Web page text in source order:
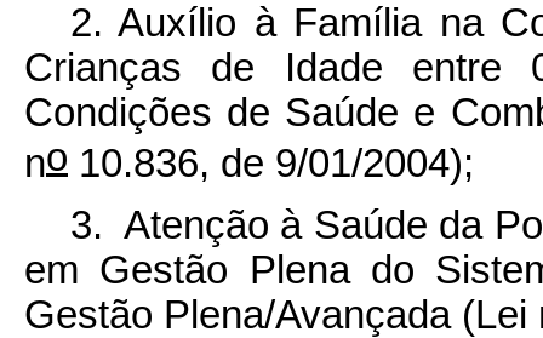
2. Auxílio à Família na
Crianças de Idade
Condições de Saúde e
no 10.836, de 9/01/2004);
3. Atenção à Saúde da
em Gestão Plena do
Gestão Plena/Avançada (Lei